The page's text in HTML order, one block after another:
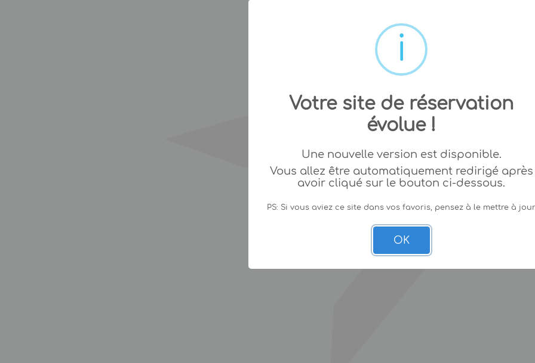
Votre site de réservation
évolue !
Une nouvelle version est disponible.
Vous allez être automatiquement redirigé après
avoir cliqué sur le bouton ci-dessous.
PS: Si vous aviez ce site dans vos favoris, pensez à le mettre à
OK